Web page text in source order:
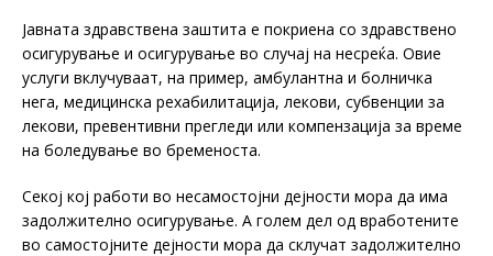
Јавната здравствена заштита е покриена со здравствено
осигурување и осигурување во случај на несреќа. Овие
услуги вклучуваат, на пример, амбулантна и болничка
нега, медицинска рехабилитација, лекови, субвенции за
лекови, превентивни прегледи или компензација за време
на боледување во бременоста.
Секој кој работи во несамостојни дејности мора да има
задолжително осигурување. А голем дел од вработените
во самостојните дејности мора да склучат задолжително